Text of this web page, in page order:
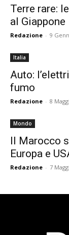
Terre rare:
al Giappone
Redazione - 9
Italia
Auto:
fumo
Redazione - 8
Mondo
Il Marocco
Europa e
Redazione - 7